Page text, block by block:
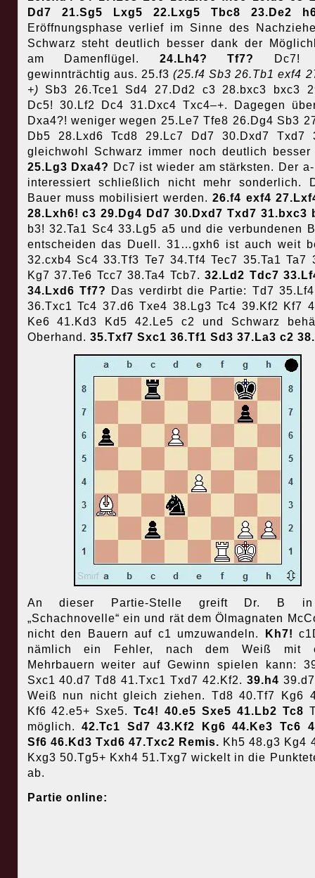
Dd7 21.Sg5 Lxg5 22.Lxg5 Tbc8 23.De2
Eröffnungsphase verlief im Sinne des
Schwarz steht deutlich besser dank der
am Damenflügel. 24.Lh4? Tf7?
Dc7!
gewinnträchtig aus. 25.f3 (25.f4 Sb3 26.Tb1 exf4
+) Sb3 26.Tce1 Sd4 27.Dd2 c3 28.bxc3 bxc3
Dc5! 30.Lf2 Dc4 31.Dxc4 Txc4–+. Dagegen
Dxa4?! weniger wegen 25.Le7 Tfe8 26.Dg4 Sb3
Db5 28.Lxd6 Tcd8 29.Lc7 Dd7 30.Dxd7 Txd7
gleichwohl Schwarz immer noch deutlich besser
25.Lg3 Dxa4? Dc7 ist wieder am stärksten. Der
interessiert schließlich nicht mehr sonderlich.
Bauer muss mobilisiert werden.26.f4 exf4
28.Lxh6! c3 29.Dg4 Dd7 30.Dxd7 Txd7 31.bxc3
b3! 32.Ta1 Sc4 33.Lg5 a5 und die verbundenen
entscheiden das Duell. 31…gxh6 ist auch weit
32.cxb4 Sc4 33.Tf3 Te7 34.Tf4 Tec7 35.Ta1 Ta7
Kg7 37.Te6 Tcc7 38.Ta4 Tcb7.32.Ld2 Tdc7
34.Lxd6 Tf7?
Das verdirbt die Partie: Td7
36.Txc1 Tc4 37.d6 Txe4 38.Lg3 Tc4 39.Kf2 Kf7
Ke6 41.Kd3 Kd5 42.Le5 c2 und Schwarz
Oberhand. 35.Txf7 Sxc1 36.Tf1 Sd3 37.La3 c2
An dieser Partie-Stelle greift Dr. B
„Schachnovelle“ ein und rät dem Ölmagnaten
nicht den Bauern auf c1 umzuwandeln.
Kh7!
nämlich ein Fehler, nach dem Weiß mit
Mehrbauern weiter auf Gewinn spielen kann:
Sxc1 40.d7 Td8 41.Txc1 Txd7 42.Kf2. 39.h4
Weiß nun nicht gleich ziehen. Td8 40.Tf7 Kg6
Kf6 42.e5+ Sxe5.Tc4! 40.e5 Sxe5 41.Lb2 Tc8
möglich.42.Tc1 Sd7 43.Kf2 Kg6 44.Ke3 Tc6
Sf6 46.Kd3 Txd6 47.Txc2 Remis. Kh5 48.g3 Kg4
Kxg3 50.Tg5+ Kxh4 51.Txg7 wickelt in die
ab.
Partie online: